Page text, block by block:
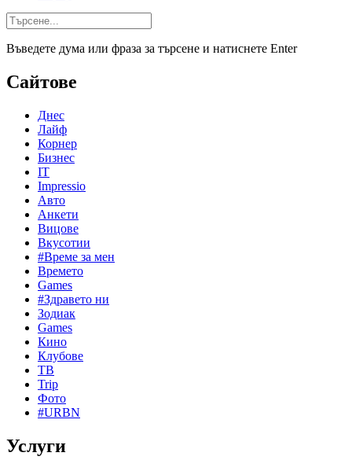
Въведете дума или фраза за търсене и натиснете Enter
Сайтове
Днес
Лайф
Корнер
Бизнес
IT
Impressio
Авто
Анкети
Вицове
Вкусотии
#Време за мен
Времето
Games
#Здравето ни
Зодиак
Games
Кино
Клубове
ТВ
Trip
Фото
#URBN
Услуги